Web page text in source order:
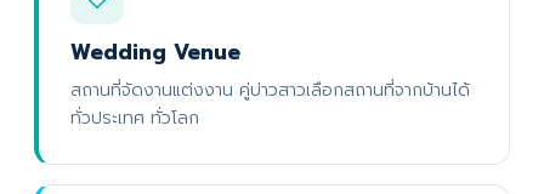
Wedding Venue
สถานที่จัดงานแต่งงาน คู่บ่าวสาวเลือกสถานที่จากบ้านได้
ทั่วประเทศ ทั่วโลก